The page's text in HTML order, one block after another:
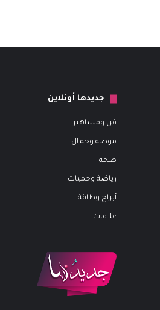
جديدها أونلاين
فن ومشاهير
موضة وجمال
صحة
رياضة وحميات
أبراج وطاقة
علاقات